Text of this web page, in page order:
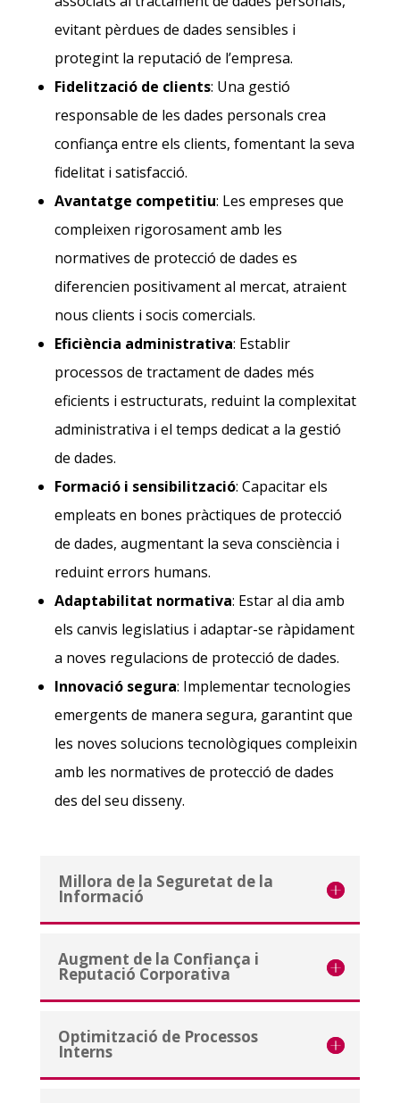
evitant pèrdues de dades sensibles i
protegint la reputació de l’empresa.
Fidelització de clients: Una gestió
responsable de les dades personals crea
confiança entre els clients, fomentant la seva
fidelitat i satisfacció.
Avantatge competitiu: Les empreses que
compleixen rigorosament amb les
normatives de protecció de dades es
diferencien positivament al mercat, atraient
nous clients i socis comercials.
Eficiència administrativa: Establir
processos de tractament de dades més
eficients i estructurats, reduint la complexitat
administrativa i el temps dedicat a la gestió
de dades.
Formació i sensibilització: Capacitar els
empleats en bones pràctiques de protecció
de dades, augmentant la seva consciència i
reduint errors humans.
Adaptabilitat normativa: Estar al dia amb
els canvis legislatius i adaptar-se ràpidament
a noves regulacions de protecció de dades.
Innovació segura: Implementar tecnologies
emergents de manera segura, garantint que
les noves solucions tecnològiques compleixin
amb les normatives de protecció de dades
des del seu disseny.
Millora de la Seguretat de la
Informació
Augment de la Confiança i
Reputació Corporativa
Optimització de Processos
Interns